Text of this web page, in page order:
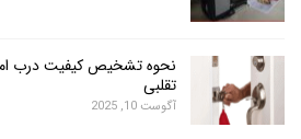
نحوه تشخیص کیفیت درب امنیتی ضد
تقلبی
آگوست 10, 2025